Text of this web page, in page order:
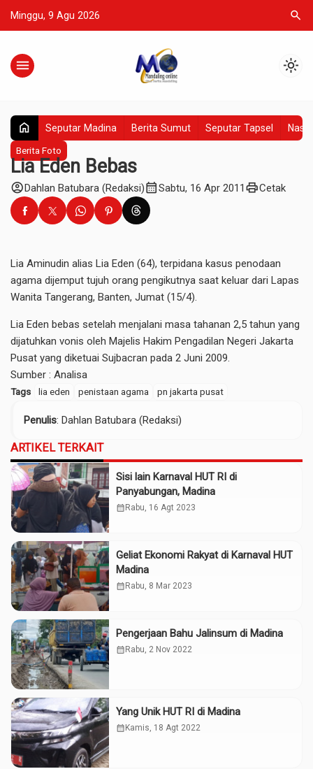
Minggu, 9 Agu 2026 search
menu light_mode
home Seputar Madina Berita Sumut Seputar Tapsel
Berita Foto
Lia Eden Bebas
account_circleDahlan Batubara (Redaksi)calendar_monthSabtu, 16 Apr 2011 printCetak
Lia Aminudin alias Lia Eden (64), terpidana kasus penodaan
agama dijemput tujuh orang pengikutnya saat keluar dari Lapas
Wanita Tangerang, Banten, Jumat (15/4).
Lia Eden bebas setelah menjalani masa tahanan 2,5 tahun yang
dijatuhkan vonis oleh Majelis Hakim Pengadilan Negeri Jakarta
Pusat yang diketuai Sujbacran pada 2 Juni 2009.
Sumber : Analisa
Tags lia eden penistaan agama pn jakarta pusat
Penulis: Dahlan Batubara (Redaksi)
ARTIKEL TERKAIT
Sisi lain Karnaval HUT RI di
Panyabungan, Madina
calendar_month Rabu, 16 Agt 2023
Geliat Ekonomi Rakyat di Karnaval HUT
Madina
calendar_month Rabu, 8 Mar 2023
Pengerjaan Bahu Jalinsum di Madina
calendar_month Rabu, 2 Nov 2022
Yang Unik HUT RI di Madina
calendar_month Kamis, 18 Agt 2022